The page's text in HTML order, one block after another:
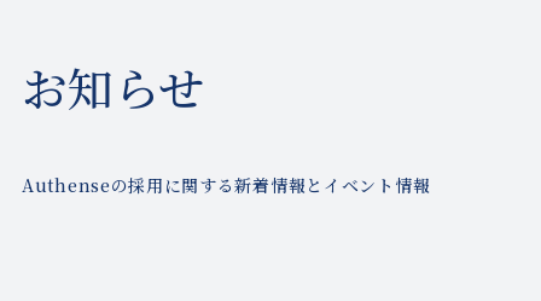
お知らせ
Authenseの採用に関する新着情報とイベント情報